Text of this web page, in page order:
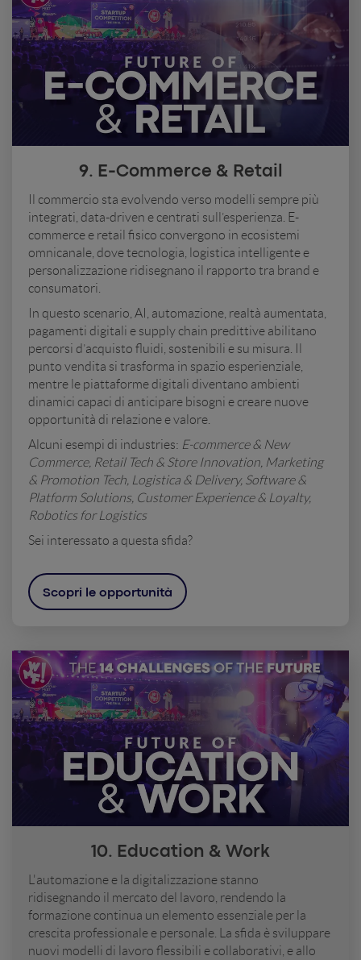
9. E-Commerce & Retail
Il commercio sta evolvendo verso modelli sempre più
integrati, data-driven e centrati sull’esperienza. E-
commerce e retail fisico convergono in ecosistemi
omnicanale, dove tecnologia, logistica intelligente e
personalizzazione ridisegnano il rapporto tra brand e
consumatori.
In questo scenario, AI, automazione, realtà aumentata,
pagamenti digitali e supply chain predittive abilitano
percorsi d’acquisto fluidi, sostenibili e su misura. Il
punto vendita si trasforma in spazio esperienziale,
mentre le piattaforme digitali diventano ambienti
dinamici capaci di anticipare bisogni e creare nuove
opportunità di relazione e valore.
Alcuni esempi di industries: E-commerce & New
Commerce, Retail Tech & Store Innovation, Marketing
& Promotion Tech, Logistica & Delivery, Software &
Platform Solutions, Customer Experience & Loyalty,
Robotics for Logistics
Sei interessato a questa sfida?
Scopri le opportunità
10. Education & Work
L'automazione e la digitalizzazione stanno
ridisegnando il mercato del lavoro, rendendo la
formazione continua un elemento essenziale per la
crescita professionale e personale. La sfida è sviluppare
nuovi modelli di lavoro flessibili e collaborativi, e allo